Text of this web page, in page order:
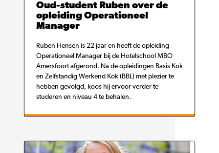
Oud-student Ruben over de
opleiding Operationeel
Manager
Ruben Hensen is 22 jaar en heeft de opleiding
Operationeel Manager bij de Hotelschool MBO
Amersfoort afgerond. Na de opleidingen Basis Kok
en Zelfstandig Werkend Kok (BBL) met plezier te
hebben gevolgd, koos hij ervoor verder te
studeren en niveau 4 te behalen.